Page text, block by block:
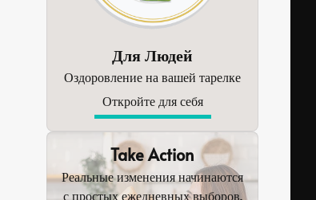
Для Людей
Оздоровление на вашей тарелке
Откройте для себя
Take Action
Реальные изменения начинаются
с простых ежедневных выборов.